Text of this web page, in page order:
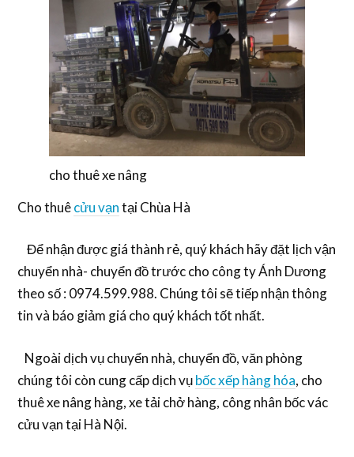
cho thuê xe nâng
Cho thuêcửu vạntại Chùa Hà
Để nhận được giá thành rẻ, quý khách hãy đặt lịch vận
chuyển nhà- chuyển đồ trước cho công ty Ánh Dương
theo số : 0974.599.988. Chúng tôi sẽ tiếp nhận thông
tin và báo giảm giá cho quý khách tốt nhất.
Ngoài dịch vụ chuyển nhà, chuyển đồ, văn phòng
chúng tôi còn cung cấp dịch vụbốc xếp hàng hóa, cho
thuê xe nâng hàng, xe tải chở hàng, công nhân bốc vác
cửu vạn tại Hà Nội.